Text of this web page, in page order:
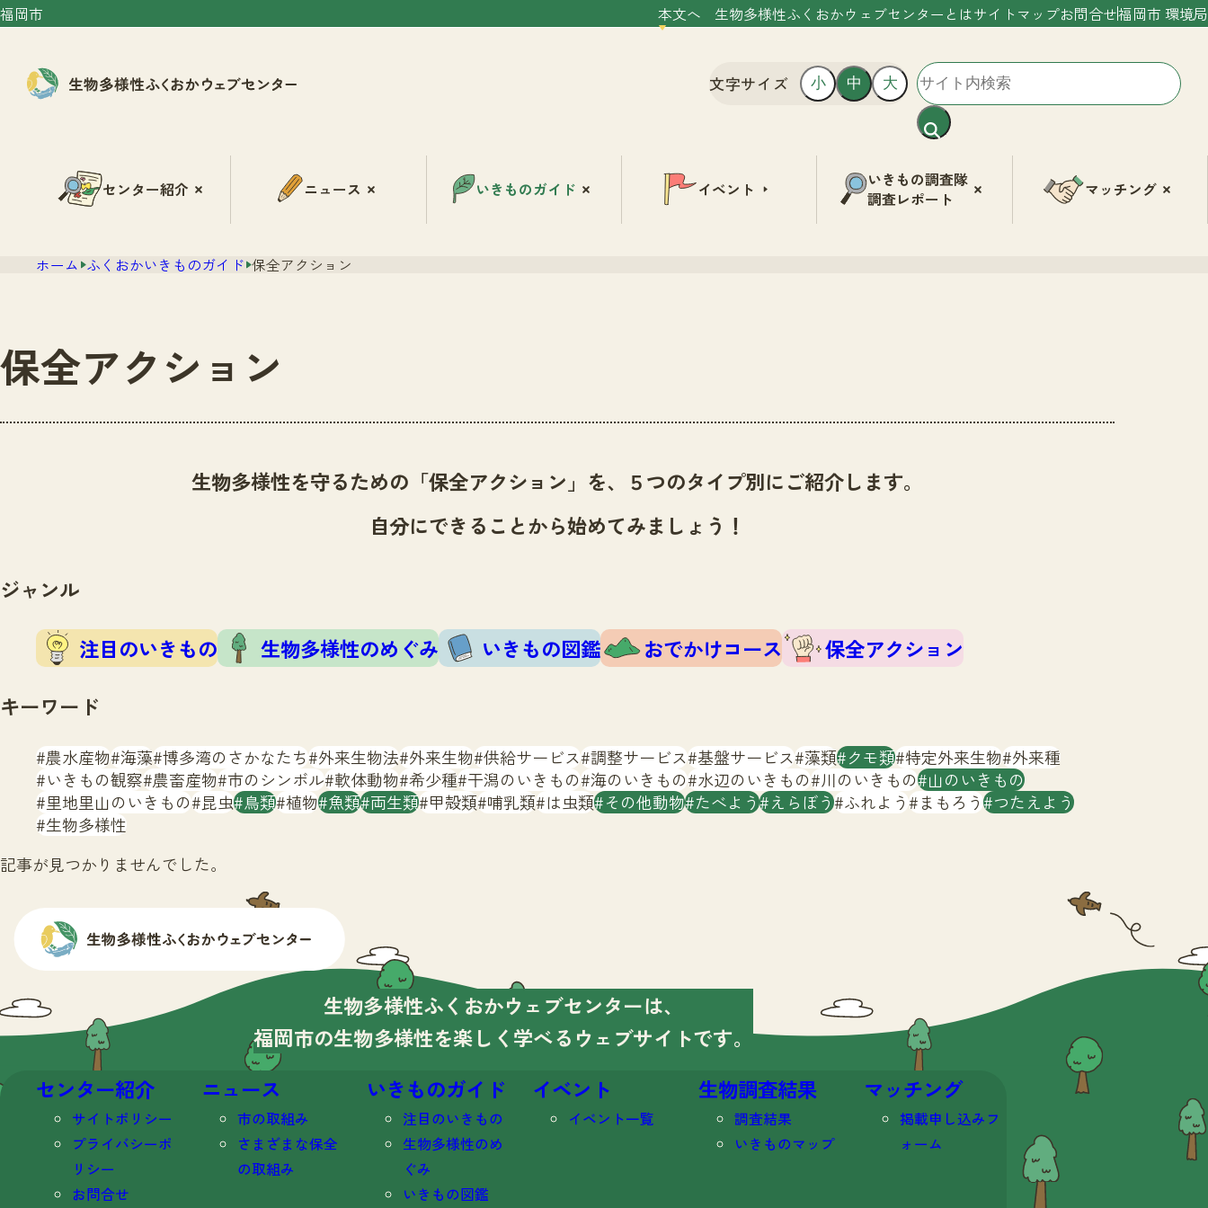
福岡市 本文へ 生物多様性ふくおかウェブセンターとはサイトマップお問合せ福岡市 環境局
文字サイズ 小 中 大
センター紹介 ニュース いきものガイド イベント
いきもの調査隊
調査レポート
マッチング
ホーム ふくおかいきものガイド 保全アクション
保全アクション
生物多様性を守るための「保全アクション」を、５つのタイプ別にご紹介します。
自分にできることから始めてみましょう！
ジャンル
注目のいきもの 生物多様性のめぐみ いきもの図鑑 おでかけコース
保全アクション
キーワード
農水産物 海藻 博多湾のさかなたち 外来生物法 外来生物 供給サービス 調整サービス 基盤サービス 藻類 クモ類 特定外来生物 外来種
いきもの観察 農畜産物 市のシンボル 軟体動物 希少種 干潟のいきもの 海のいきもの 水辺のいきもの 川のいきもの 山のいきもの
里地里山のいきもの 昆虫 鳥類 植物 魚類 両生類 甲殻類 哺乳類 は虫類 その他動物 たべよう えらぼう ふれよう まもろう つたえよう
生物多様性
記事が見つかりませんでした。
生物多様性ふくおかウェブセンターは、
福岡市の生物多様性を楽しく学べる ウェブサイトです。
センター紹介
サイトポリシー
プライバシーポ
リシー
お問合せ
ニュース
市の取組み
さまざまな保全
の取組み
いきものガイド
注目のいきもの
生物多様性のめ
ぐみ
いきもの図鑑
イベント
イベント一覧
生物調査結果
調査結果
いきものマップ
マッチング
掲載申し込みフ
ォーム